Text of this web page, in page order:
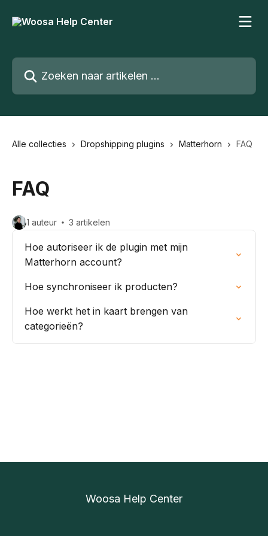
Zoeken naar artikelen ...
Alle collecties Dropshipping plugins Matterhorn FAQ
FAQ
1 auteur 3 artikelen
Hoe autoriseer ik de plugin met mijn
Matterhorn account?
Hoe synchroniseer ik producten?
Hoe werkt het in kaart brengen van
categorieën?
Woosa Help Center